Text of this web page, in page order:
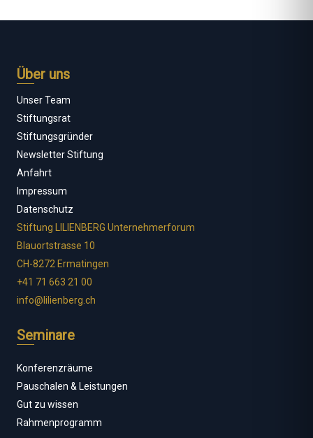
Über uns
Unser Team
Stiftungsrat
Stiftungsgründer
Newsletter Stiftung
Anfahrt
Impressum
Datenschutz
Stiftung LILIENBERG Unternehmerforum
Blauortstrasse 10
CH-8272 Ermatingen
+41 71 663 21 00
info@lilienberg.ch
Seminare
Konferenzräume
Pauschalen & Leistungen
Gut zu wissen
Rahmenprogramm